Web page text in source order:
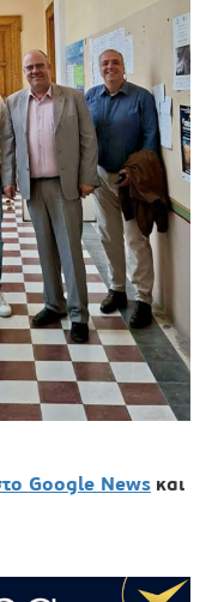
Google News και